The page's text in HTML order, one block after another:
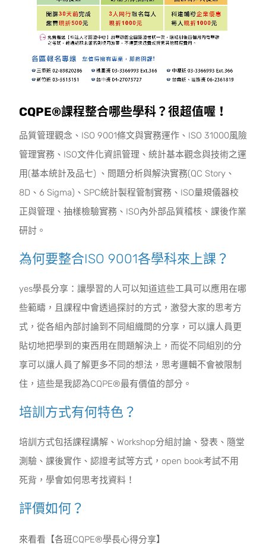
CQPE®課程整合哪些學科？很超值喔！
品質管理觀念、ISO 9001條文與實務運作、ISO 31000風險
管理實務、ISO文件化資訊管理、統計基本觀念與技術之運
用(基本統計及品七) 、問題分析與解決實務(QC Story、
8D、6 Sigma)、SPC統計製程管制實務、ISO量規儀器校
正與管理、抽樣檢驗實務、ISO內外部品質稽核、課後作業
研討。
為何要整合ISO 9001各學科來上課？
yes學長分享：讓學習的人可以知道這些工具可以應用在哪
些範疇，且課程中會透過探討的方式，激發大家的思考方
式，從各組內部討論到不同組織間的分享，可以讓人員更
貼切地把學到的東西用在問題解決上，而從不同組別的分
享可以讓人員了解更多不同的想法，思考邏輯不會被限制
住，這些是我認為CQPE®最有價值的部分。
培訓方式有何特色？
培訓方式包括課程講解、Workshop分組討論、發表、隨堂
測驗、課後實作、認證考試等方式，open book考試不用
死背，學會如何思考找資料！
評價如何？
來看看【各班CQPE®學長心得分享】